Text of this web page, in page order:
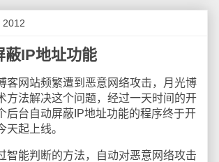
2012
蔽IP地址功能
网站频繁遭到恶意网络攻击，月光博
方法解决这个问题，经过一天时间的开
后台自动屏蔽IP地址功能的程序终于开
天起上线。
能判断的方法，自动对恶意网络攻击